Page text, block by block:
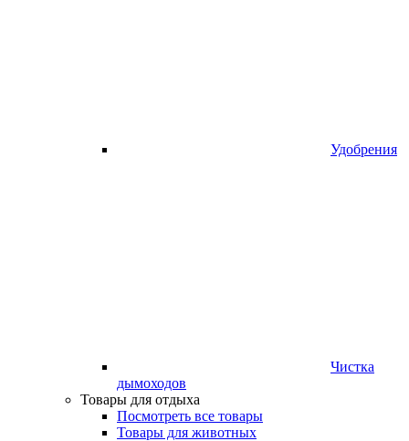
Удобрения
Чистка
дымоходов
Товары для отдыха
Посмотреть все товары
Товары для животных